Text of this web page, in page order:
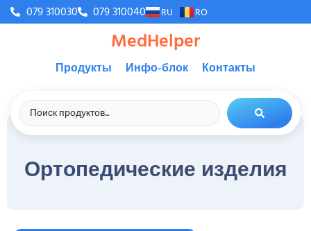
079 310030 079 310040 RU RO
MedHelper
Продукты Инфо-блок Контакты
Ортопедические изделия